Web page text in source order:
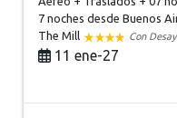
7 nochesdesde Buenos
The Mill
Con
11 ene-27